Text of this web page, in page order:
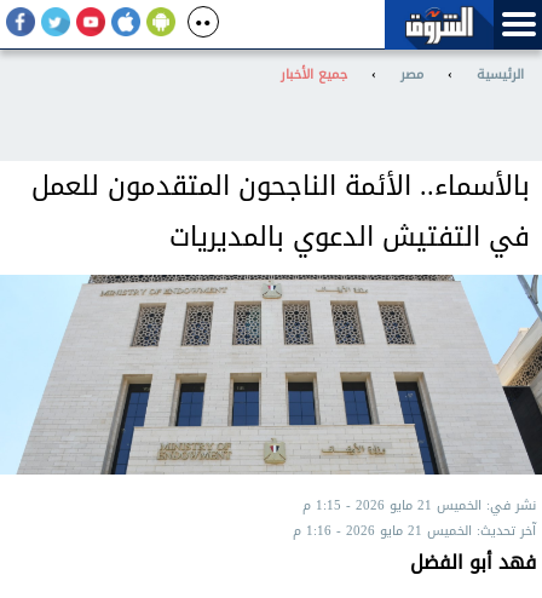
الرئيسية › مصر › جميع الأخبار
بالأسماء.. الأئمة الناجحون المتقدمون للعمل
في التفتيش الدعوي بالمديريات
نشر في: الخميس 21 مايو 2026 - 1:15 م
آخر تحديث: الخميس 21 مايو 2026 - 1:16 م
فهد أبو الفضل